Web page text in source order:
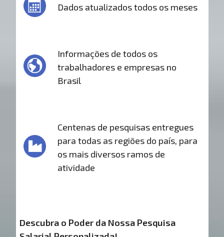
Dados atualizados todos os meses
Informações de todos os
trabalhadores e empresas no
Brasil
Centenas de pesquisas entregues
para todas as regiões do país, para
os mais diversos ramos de
atividade
Descubra o Poder da Nossa Pesquisa